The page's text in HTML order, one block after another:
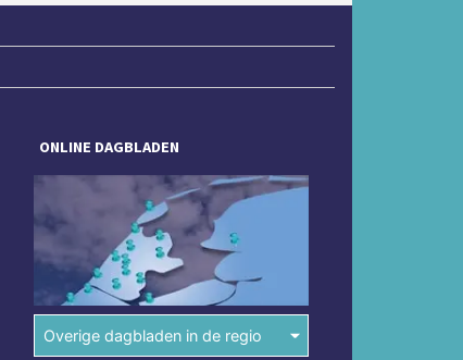
ONLINE DAGBLADEN
Overige dagbladen in de regio